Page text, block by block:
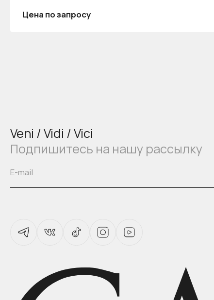
Цена по запросу
Veni / Vidi / Vici
Подпишитесь на нашу рассылку